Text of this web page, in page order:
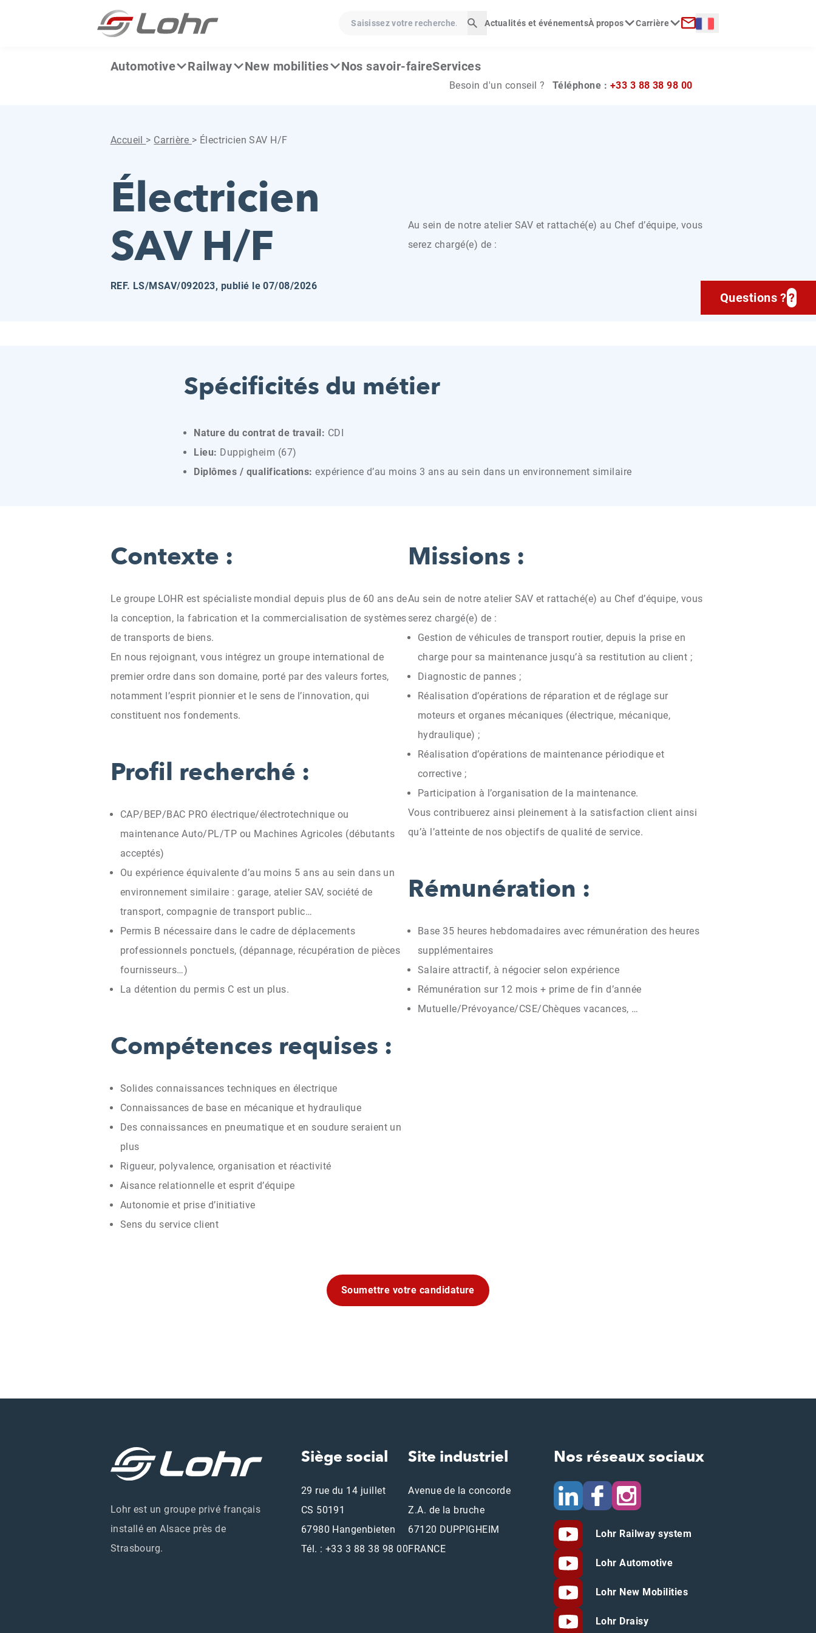
Aller directement au contenu
Saisissez votre recherche…
Lancer la recherche
Actualités et événementsÀ propos Carrière Langue :
Automotive Railway New mobilities Nos savoir-faireServices
Besoin d'un conseil ? Téléphone : +33 3 88 38 98 00
Accueil > Carrière > Électricien SAV H/F
Électricien
SAV H/F
REF. LS/MSAV/092023, publié le 07/08/2026
Au sein de notre atelier SAV et rattaché(e) au Chef d’équipe, vous
serez chargé(e) de :
Spécificités du métier
Nature du contrat de travail: CDI
Lieu: Duppigheim (67)
Diplômes / qualifications:expérience d’au moins 3 ans au sein dans un environnement similaire
Contexte :
Le groupe LOHR est spécialiste mondial depuis plus de 60 ans de
la conception, la fabrication et la commercialisation de systèmes
de transports de biens.
En nous rejoignant, vous intégrez un groupe international de
premier ordre dans son domaine, porté par des valeurs fortes,
notamment l’esprit pionnier et le sens de l’innovation, qui
constituent nos fondements.
Profil recherché :
CAP/BEP/BAC PRO électrique/électrotechnique ou
maintenance Auto/PL/TP ou Machines Agricoles (débutants
acceptés)
Ou expérience équivalente d’au moins 5 ans au sein dans un
environnement similaire : garage, atelier SAV, société de
transport, compagnie de transport public…
Permis B nécessaire dans le cadre de déplacements
professionnels ponctuels, (dépannage, récupération de pièces
fournisseurs…)
La détention du permis C est un plus.
Compétences requises :
Solides connaissances techniques en électrique
Connaissances de base en mécanique et hydraulique
Des connaissances en pneumatique et en soudure seraient un
plus
Rigueur, polyvalence, organisation et réactivité
Aisance relationnelle et esprit d’équipe
Autonomie et prise d’initiative
Sens du service client
Missions :
Au sein de notre atelier SAV et rattaché(e) au Chef d’équipe, vous
serez chargé(e) de :
Gestion de véhicules de transport routier, depuis la prise en
charge pour sa maintenance jusqu’à sa restitution au client ;
Diagnostic de pannes ;
Réalisation d’opérations de réparation et de réglage sur
moteurs et organes mécaniques (électrique, mécanique,
hydraulique) ;
Réalisation d’opérations de maintenance périodique et
corrective ;
Participation à l’organisation de la maintenance.
Vous contribuerez ainsi pleinement à la satisfaction client ainsi
qu’à l’atteinte de nos objectifs de qualité de service.
Rémunération :
Base 35 heures hebdomadaires avec rémunération des heures
supplémentaires
Salaire attractif, à négocier selon expérience
Rémunération sur 12 mois + prime de fin d’année
Mutuelle/Prévoyance/CSE/Chèques vacances, …
Soumettre votre candidature
Questions ??
Lohr est un groupe privé français
installé en Alsace près de
Strasbourg.
Siège social
29 rue du 14 juillet
CS 50191
67980 Hangenbieten
Tél. : +33 3 88 38 98 00
Site industriel
Avenue de la concorde
Z.A. de la bruche
67120 DUPPIGHEIM
FRANCE
Nos réseaux sociaux
Lohr Railway system
Lohr Automotive
Lohr New Mobilities
Lohr Draisy
Panneau de gestion des cookies